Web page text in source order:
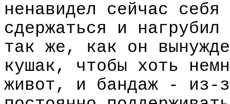
ненавидел сейчас
сдержаться и
так же, как он
кушак, чтобы хоть
живот, и бандаж - из-